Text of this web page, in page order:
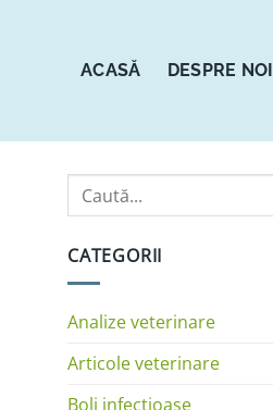
ACASĂ DESPRE NOI
CATEGORII
Analize veterinare
Articole veterinare
Boli infectioase